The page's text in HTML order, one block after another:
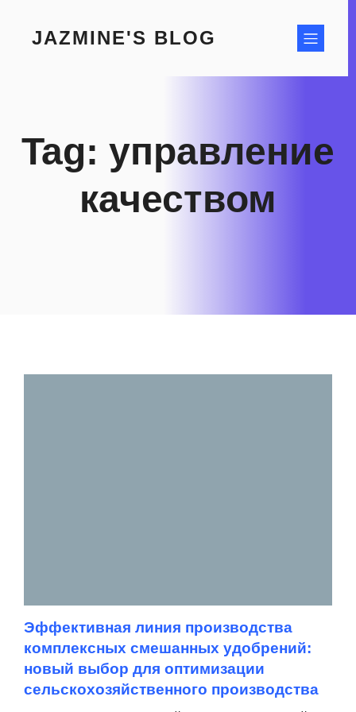
contentJAZMINE'S BLOG
Tag: управление
качеством
Эффективная линия производства
комплексных смешанных удобрений:
новый выбор для оптимизации
сельскохозяйственного производства